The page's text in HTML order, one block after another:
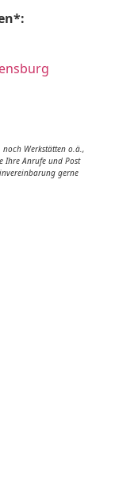
Werkstätten o.ä.,
Ihre Anrufe und Post
gerne